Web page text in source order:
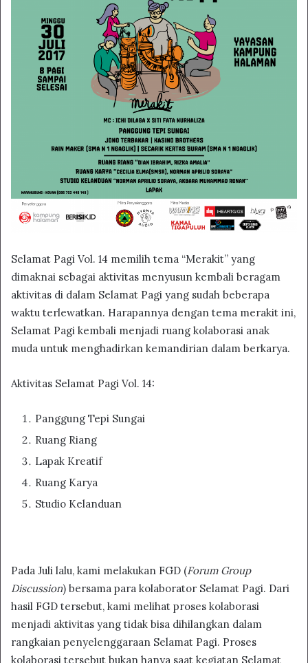
Selamat Pagi Vol. 14 memilih tema “Merakit” yang
dimaknai sebagai aktivitas menyusun kembali beragam
aktivitas di dalam Selamat Pagi yang sudah beberapa
waktu terlewatkan. Harapannya dengan tema merakit ini,
Selamat Pagi kembali menjadi ruang kolaborasi anak
muda untuk menghadirkan kemandirian dalam berkarya.
Aktivitas Selamat Pagi Vol. 14:
Panggung Tepi Sungai
Ruang Riang
Lapak Kreatif
Ruang Karya
Studio Kelanduan
Pada Juli lalu, kami melakukan FGD (Forum Group
Discussion) bersama para kolaborator Selamat Pagi. Dari
hasil FGD tersebut, kami melihat proses kolaborasi
menjadi aktivitas yang tidak bisa dihilangkan dalam
rangkaian penyelenggaraan Selamat Pagi. Proses
kolaborasi tersebut bukan hanya saat kegiatan Selamat